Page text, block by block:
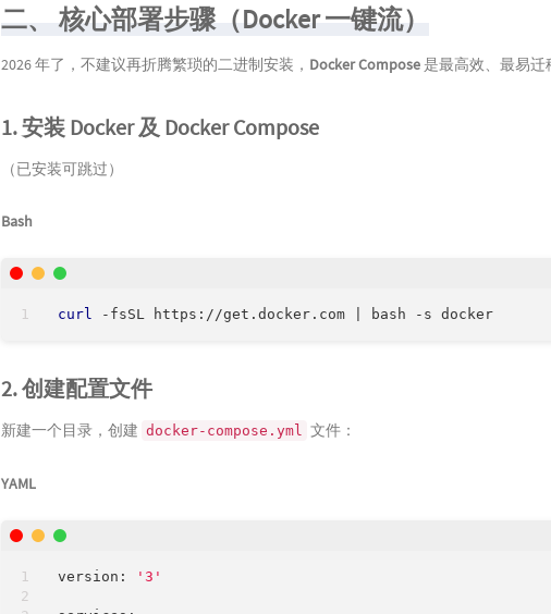
二、 核心部署步骤（Docker 一键流）
2026 年了，不建议再折腾繁琐的二进制安装， Docker Compose 是最高效、最易迁
1. 安装 Docker 及 Docker Compose
（已安装可跳过）
Bash
curl -fsSL https://get.docker.com | bash -s docker
2. 创建配置文件
新建一个目录，创建 docker-compose.yml 文件：
YAML
version : '3'